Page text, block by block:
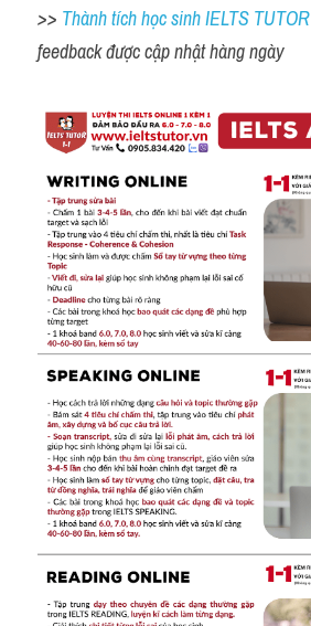
>> Thành tích học sinh IELTS TUTOR
feedback được cập nhật hàng ngày